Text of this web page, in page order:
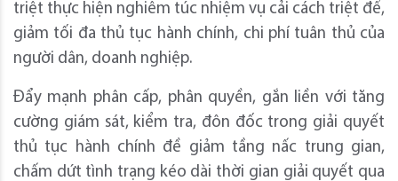
triệt thực hiện nghiêm túc nhiệm vụ cải cách triệt để,
giảm tối đa thủ tục hành chính, chi phí tuân thủ của
người dân, doanh nghiệp.
Đẩy mạnh phân cấp, phân quyền, gắn liền với tăng
cường giám sát, kiểm tra, đôn đốc trong giải quyết
thủ tục hành chính đề giảm tầng nấc trung gian,
chấm dứt tình trạng kéo dài thời gian giải quyết qua